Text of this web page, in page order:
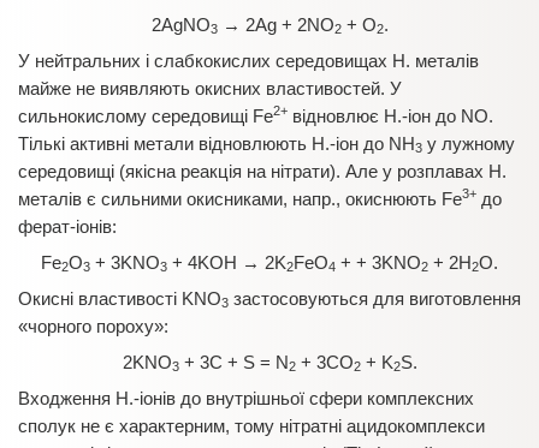
2AgNО3→ 2Ag + 2NO2+ O2.
У нейтральних і слабкокислих середовищах Н. металів
майже не виявляють окисних властивостей. У
сильнокислому середовищі Fe2+ відновлює Н.-іон до NO.
Тількі активні метали відновлюють Н.-іон до NH3 у лужному
середовищі (якісна реакція на нітрати). Але у розплавах Н.
металів є сильними окисниками, напр., окиснюють Fe3+ до
ферат-іонів:
Fe2O3 + 3KNO3 + 4KOH → 2K2FeO4 + + 3KNO2 + 2H2O.
Окисні властивості KNO3 застосовуються для виготовлення
«чорного пороху»:
2KNO3+ 3C + S = N2+ 3CO2+ K2S.
Входження Н.-іонів до внутрішньої сфери комплексних
сполук не є характерним, тому нітратні ацидокомплекси